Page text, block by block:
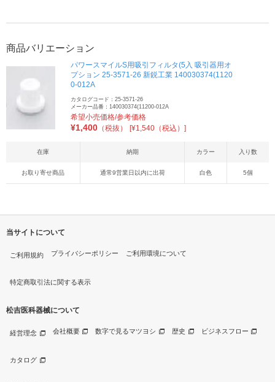
商品バリエーション
パワースマイルS用吸引フィルタ(5入 吸引器用オ
プション 25-3571-26 新鋭工業 140030374(1120
0-012A
カタログコード：25-3571-26
メーカー品番：140030374(11200-012A
希望小売価格/参考価格
¥1,400 （税抜） [¥1,540（税込）]
在庫 納期 カラー 入り数
お取り寄せ商品 通常9営業日以内に出荷 白色 5個
当サイトについて
ご利用規約 プライバシーポリシー ご利用環境について
特定商取引法に関する表示
松吉医科器械について
経営理念 会社概要 数字で見るマツヨシ 歴史 ビジネスフロー
カタログ